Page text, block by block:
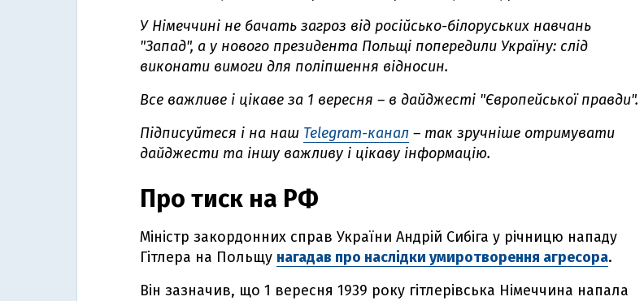
У Німеччині не бачать загроз від російсько-білоруських навчань
"Запад", а у нового президента Польщі попередили Україну: слід
виконати вимоги для поліпшення відносин.
Все важливе і цікаве за 1 вересня – в дайджесті "Європейської правди".
Підписуйтеся і на наш Telegram-канал – так зручніше отримувати
дайджести та іншу важливу і цікаву інформацію.
Про тиск на РФ
Міністр закордонних справ України Андрій Сибіга у річницю нападу
Гітлера на Польщу нагадав про наслідки умиротворення агресора.
Він зазначив, що 1 вересня 1939 року гітлерівська Німеччина напала